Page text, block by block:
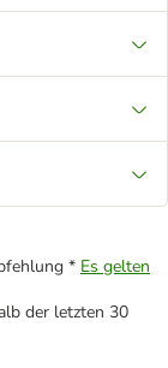
* Es gelten
der letzten 30